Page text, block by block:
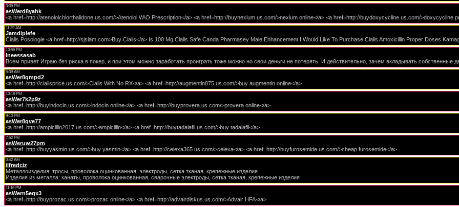
3:09 PM
asWerd8yahk
<a href=http://atenololchlorthalidone.us.com/>Atenolol W\O Prescription</a> <a href=http://buynexium.us.com/>nexium online</a> <a href=http://buydoxycycline.us.com/>doxycycline
11:39 AM
Jamdiplefe
Cialis Posologie <a href=http://sjslam.com>Buy Cialis</a> Is 100 Mg Cialis Safe Canda Pharmasey Male Enhancement I Would Like To Purchase Cialis Amoxicillin Proper Doses
10:56 PM
Ineessasab
Всем привет Играю без риска в покер, и при этом можно заработать проиграть тоже можно но свои деньги не потерять. И действительно, зачем вкладывать собственные
5:39 AM
asWer8qmpd2
<a href=http://cialisprice.us.com/>Cialis With No RX</a> <a href=http://augmentin875.us.com/>buy augmentin online</a>
10:18 PM
asWer7k2p9z
<a href=http://buyindocin.us.com/>indocin online</a> <a href=http://buyprovera.us.com/>provera online</a>
9:10 PM
asWer8qve77
<a href=http://ampicillin2017.us.com/>ampicillin</a> <a href=http://buytadalafil.us.com/>buy tadalafil</a>
7:52 PM
asWeruw27pm
<a href=http://buyyasmin.us.com/>buy yasmin</a> <a href=http://celexa365.us.com/>celexa</a> <a href=http://buyfurosemide.us.com/>cheap furosemide</a>
0:42 AM
ilfredciz
Металлоизделия: тросы, проволока оцинкованная, электроды, сетка тканая, крепежные изделия.
Изделия из металла: канаты, проволока оцинкованная, сварочные электроды, сетка тканая, крепежные изделия
11:16 PM
asWern5egx3
<a href=http://buyprozac.us.com/>prozac online</a> <a href=http://advairdiskus.us.com/>Advair HFA</a>